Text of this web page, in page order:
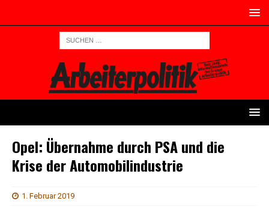
Opel: Übernahme durch PSA und die
Krise der Automobilindustrie
1. Februar 2019